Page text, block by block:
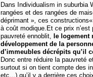
Dans Individualism in suburbia
rangées et des rangées de
déprimant », ces
à coût modique.Et ce prix
pauvreté ennoblit,
le logement
développement de la
d’immeubles décrépits qu’il
Donc entre réduire la pauvreté
surtout si on tient compte des
etc...) qu’il y a derrière ces